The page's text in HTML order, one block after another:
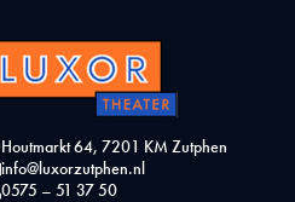
Houtmarkt 64, 7201 KM Zutphen
info@luxorzutphen.nl
0575 – 51 37 50